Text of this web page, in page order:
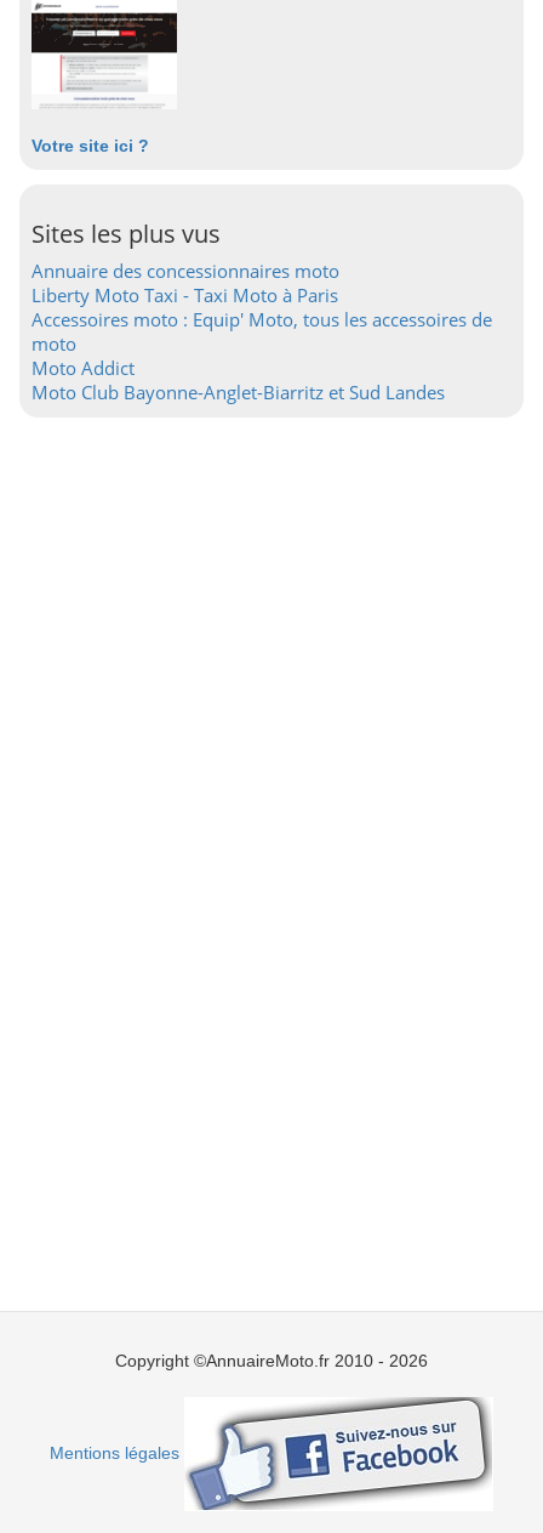
Votre site ici ?
Sites les plus vus
Annuaire des concessionnaires moto
Liberty Moto Taxi - Taxi Moto à Paris
Accessoires moto : Equip' Moto, tous les accessoires de
moto
Moto Addict
Moto Club Bayonne-Anglet-Biarritz et Sud Landes
Copyright ©AnnuaireMoto.fr 2010 - 2026
Mentions légales